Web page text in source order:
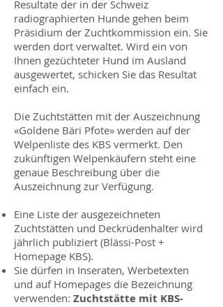
Resultate der in der Schweiz
radiographierten Hunde gehen beim
Präsidi­um der Zuchtkommission ein. Sie
werden dort verwaltet. Wird ein von
Ihnen gezüch­teter Hund im Ausland
ausgewertet, schi­cken Sie das Resultat
einfach ein.
Die Zuchtstätten mit der Auszeichnung
«Goldene Bäri Pfote» werden auf der
Wel­penliste des KBS vermerkt. Den
zukünftigen Welpenkäufern steht eine
genaue Beschrei­bung über die
Auszeichnung zur Verfü­gung.
Eine Liste der ausgezeichneten
Zuchtstätten und Deckrüdenhalter wird
jährlich publiziert (Blässi-Post +
Homepage KBS).
Sie dürfen in Inseraten, Werbetexten
und auf Homepages die Bezeichnung
verwenden: Zuchtstätte mit KBS-